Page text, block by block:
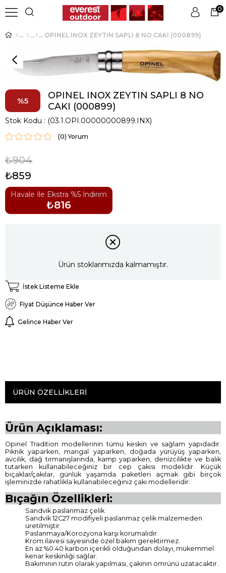
Üye Girişi Üye Ol
0
OPINEL INOX ZEYTIN SAPLI 8 NO CAKI (000899)
5
OPINEL INOX ZEYTIN SAPLI 8 NO
CAKI (000899)
Stok Kodu (03.1.OPI.00000000899.INX)
(0)
₺904
₺859
Havale İle Ekstra %5 İndirim
₺816
Ürün stoklarımızda kalmamıştır.
İstek Listeme Ekle
Fiyat Düşünce Haber Ver
Gelince Haber Ver
ÜRÜN ÖZELLIKLERI
Ürün Açıklaması:
Opinel Tradition modellerinin tümü keskin ve sağlam yapıdadır.
Piknik yaparken, mangal yaparken, doğada yürüyüş yaparken,
avcılık, dağ tırmanışlarında, kamp yaparken, denizcilikte ve balık
tutarken kullanabileceğiniz bir cep çakısı modelidir. Küçük
bıçaklar/çakılar, günlük yaşamda paketleri açmak gibi birçok
işleminizde rahatlıkla kullanabileceğiniz çakı modelleridir.
Bıçağın Özellikleri:
Sandvik paslanmaz çelik
Sandvik 12C27 modifiyeli paslanmaz çelik malzemeden
üretilmiştir.
Paslanmaya/Korozyona karşı korumalıdır.
Krom ilavesi sayesinde özel bakım gerektirmez.
En az %0.40 karbon içerikli olduğundan dolayı, mükemmel
kenar keskinliği sağlar.
Bakımının rutin olarak yapılması, çakının ömrünü uzatacaktır.